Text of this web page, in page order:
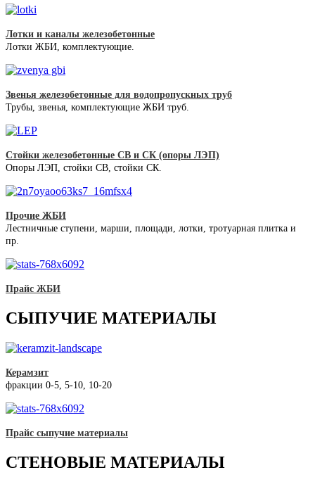
Лотки и каналы железобетонные
Лотки ЖБИ, комплектующие.
Звенья железобетонные для водопропускных труб
Трубы, звенья, комплектующие ЖБИ труб.
Стойки железобетонные СВ и СК (опоры ЛЭП)
Опоры ЛЭП, стойки СВ, стойки СК.
Прочие ЖБИ
Лестничные ступени, марши, площади, лотки, тротуарная плитка и
пр.
Прайс ЖБИ
СЫПУЧИЕ МАТЕРИАЛЫ
Керамзит
фракции 0-5, 5-10, 10-20
Прайс сыпучие материалы
СТЕНОВЫЕ МАТЕРИАЛЫ